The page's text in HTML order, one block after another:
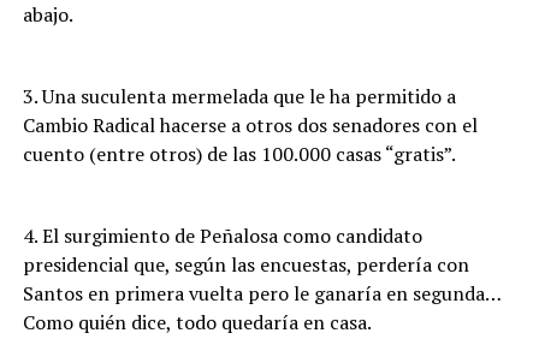
abajo.
3. Una suculenta mermelada que le ha permitido a
Cambio Radical hacerse a otros dos senadores con el
cuento (entre otros) de las 100.000 casas “gratis”.
4. El surgimiento de Peñalosa como candidato
presidencial que, según las encuestas, perdería con
Santos en primera vuelta pero le ganaría en segunda…
Como quién dice, todo quedaría en casa.